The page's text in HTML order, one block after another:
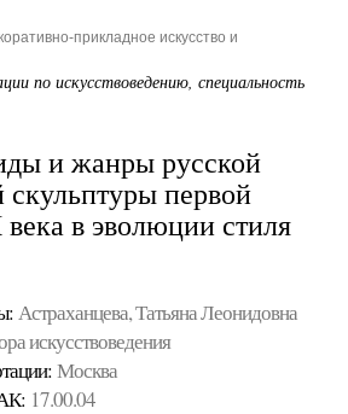
прикладное искусство и
по искусствоведению, специальность
и жанры русской
скульптуры первой
в эволюции стиля
Астраханцева, Татьяна Леонидовна
искусствоведения
Москва
17.00.04